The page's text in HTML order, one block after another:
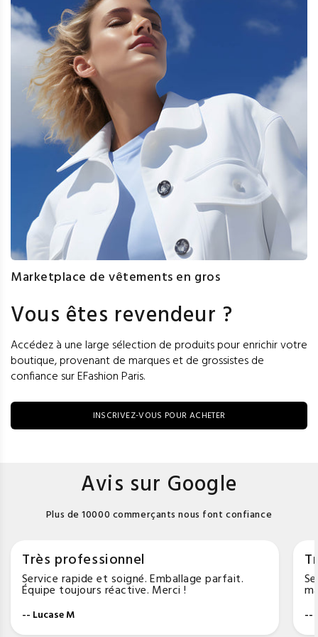
Marketplace de vêtements en gros
Vous êtes revendeur ?
Accédez à une large sélection de produits pour enrichir votre
boutique, provenant de marques et de grossistes de
confiance sur EFashion Paris.
INSCRIVEZ-VOUS POUR ACHETER
Avis sur Google
Plus de 10000 commerçants nous font confiance
Très professionnel
Service rapide et soigné. Emballage parfait.
Équipe toujours réactive. Merci !
-- Lucase M --